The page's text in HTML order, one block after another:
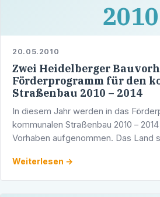
2010
20.05.2010
Zwei Heidelberger
Förderprogramm für den
Straßenbau 2010 – 2014
In diesem Jahr werden in das
kommunalen Straßenbau 2010 –
Vorhaben aufgenommen. Das Land
Zuwendungen nach …
Weiterlesen →